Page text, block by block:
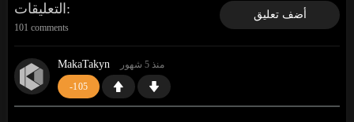
أضف تعليق التعليقات
101 comments
-105
MakaTakyn منذ 5 شهور